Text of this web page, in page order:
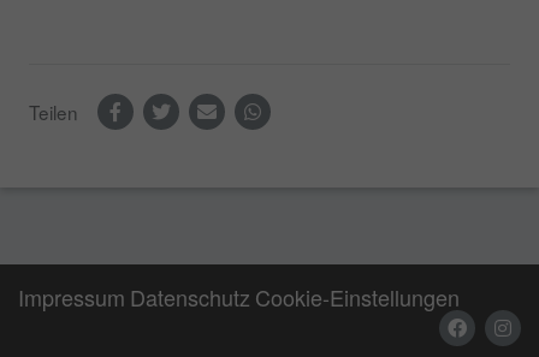
Teilen
Impressum Datenschutz Cookie-Einstellungen